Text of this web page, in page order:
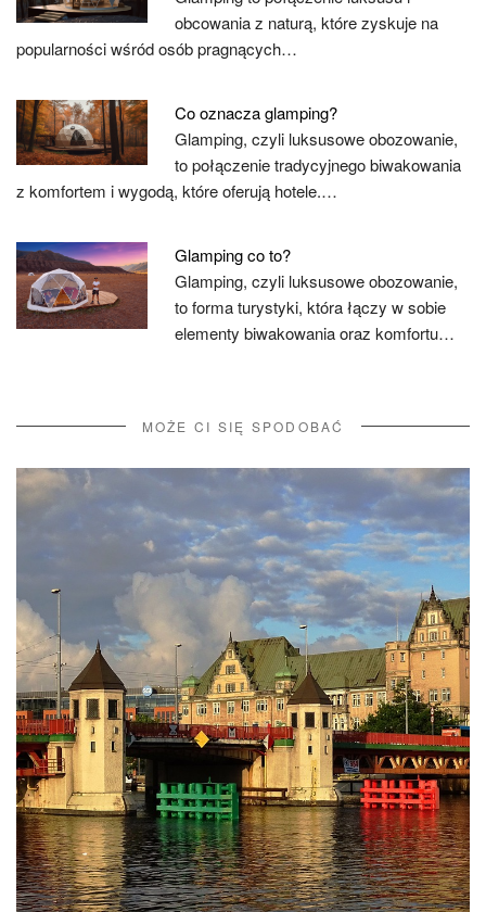
obcowania z naturą, które zyskuje na
popularności wśród osób pragnących…
Co oznacza glamping?
Glamping, czyli luksusowe obozowanie,
to połączenie tradycyjnego biwakowania
z komfortem i wygodą, które oferują hotele.…
Glamping co to?
Glamping, czyli luksusowe obozowanie,
to forma turystyki, która łączy w sobie
elementy biwakowania oraz komfortu…
MOŻE CI SIĘ SPODOBAĆ